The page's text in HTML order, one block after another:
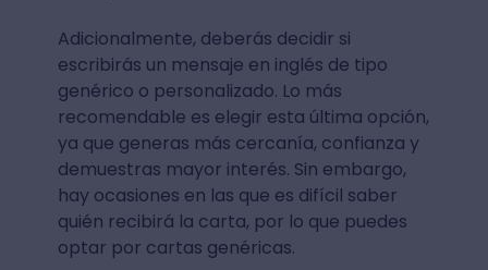
Adicionalmente, deberás decidir si
escribirás un mensaje en inglés de tipo
genérico o personalizado. Lo más
recomendable es elegir esta última opción,
ya que generas más cercanía, confianza y
demuestras mayor interés. Sin embargo,
hay ocasiones en las que es difícil saber
quién recibirá la carta, por lo que puedes
optar por cartas genéricas.